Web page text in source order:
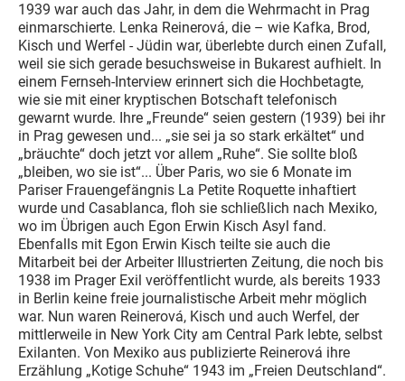
1939 war auch das Jahr, in dem die Wehrmacht in Prag
einmarschierte. Lenka Reinerová, die – wie Kafka, Brod,
Kisch und Werfel - Jüdin war, überlebte durch einen Zufall,
weil sie sich gerade besuchsweise in Bukarest aufhielt. In
einem Fernseh-Interview erinnert sich die Hochbetagte,
wie sie mit einer kryptischen Botschaft telefonisch
gewarnt wurde. Ihre „Freunde“ seien gestern (1939) bei ihr
in Prag gewesen und... „sie sei ja so stark erkältet“ und
„bräuchte“ doch jetzt vor allem „Ruhe“. Sie sollte bloß
„bleiben, wo sie ist“... Über Paris, wo sie 6 Monate im
Pariser Frauengefängnis La Petite Roquette inhaftiert
wurde und Casablanca, floh sie schließlich nach Mexiko,
wo im Übrigen auch Egon Erwin Kisch Asyl fand.
Ebenfalls mit Egon Erwin Kisch teilte sie auch die
Mitarbeit bei der Arbeiter Illustrierten Zeitung, die noch bis
1938 im Prager Exil veröffentlicht wurde, als bereits 1933
in Berlin keine freie journalistische Arbeit mehr möglich
war. Nun waren Reinerová, Kisch und auch Werfel, der
mittlerweile in New York City am Central Park lebte, selbst
Exilanten. Von Mexiko aus publizierte Reinerová ihre
Erzählung „Kotige Schuhe“ 1943 im „Freien Deutschland“.